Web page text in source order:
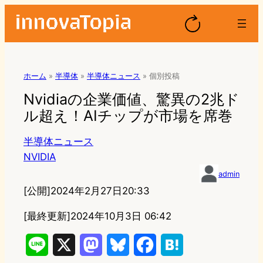
ホーム » 半導体 » 半導体ニュース » 個別投稿
Nvidiaの企業価値、驚異の2兆ド
ル超え！AIチップが市場を席巻
半導体ニュース
NVIDIA
admin
[公開]2024年2月27日20:33
[最終更新]2024年10月3日 06:42